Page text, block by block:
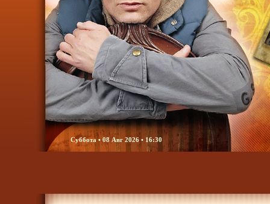
Суббота • 08 Авг 2026 • 16:30